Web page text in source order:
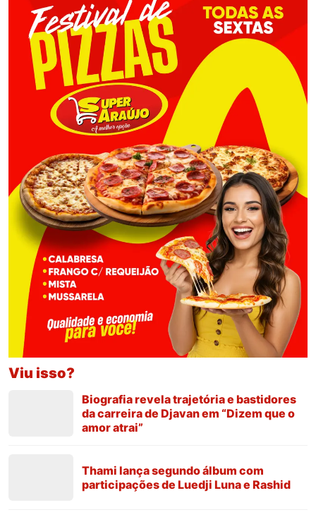
Viu isso?
Biografia revela trajetória e bastidores
da carreira de Djavan em “Dizem que o
amor atrai”
Thami lança segundo álbum com
participações de Luedji Luna e Rashid